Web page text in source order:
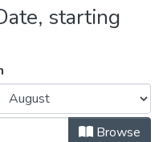
starting
Browse